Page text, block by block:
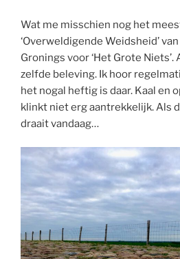
Wat me misschien nog het
‘Overweldigende Weidsheid’
Gronings voor ‘Het Grote
zelfde beleving. Ik hoor
het nogal heftig is daar. Kaal en
klinkt niet erg aantrekkelijk. Als
draait vandaag…